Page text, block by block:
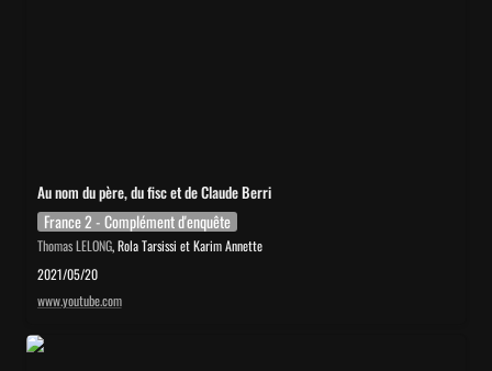
Au nom du père, du fisc et de Claude Berri
France 2 - Complément d'enquête
Thomas LELONG, Rola Tarsissi et Karim Annette
2021/05/20
www.youtube.com
Faux tableaux de maîtres anciens : l’affaire Ruffini, le scandale qui